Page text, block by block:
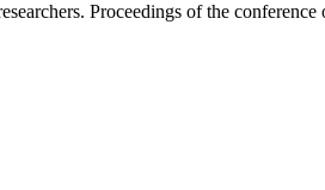
Proceedings of the